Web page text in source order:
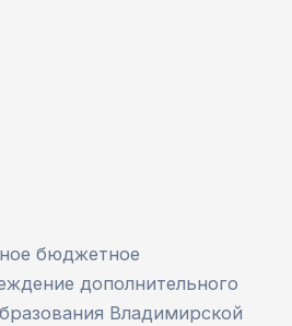
бюджетное
дополнительного
Владимирской